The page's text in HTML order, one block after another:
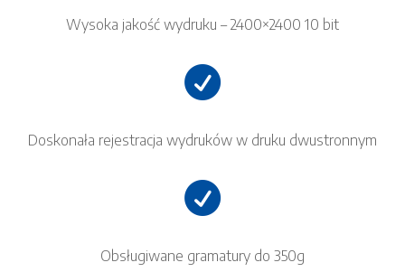
Wysoka jakość wydruku – 2400×2400 10 bit

Doskonała rejestracja wydruków w druku dwustronnym

Obsługiwane gramatury do 350g